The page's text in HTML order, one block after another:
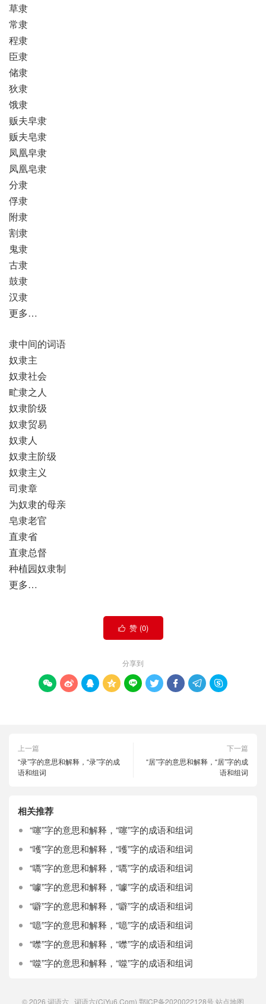
草隶
常隶
程隶
臣隶
储隶
狄隶
饿隶
贩夫皁隶
贩夫皂隶
凤凰皁隶
凤凰皂隶
分隶
俘隶
附隶
割隶
鬼隶
古隶
鼓隶
汉隶
更多…
隶中间的词语
奴隶主
奴隶社会
甿隶之人
奴隶阶级
奴隶贸易
奴隶人
奴隶主阶级
奴隶主义
司隶章
为奴隶的母亲
皂隶老官
直隶省
直隶总督
种植园奴隶制
更多…
 赞 (0)
分享到
        
上一篇
“录”字的意思和解释，“录”字的成
语和组词
下一篇
“居”字的意思和解释，“居”字的成
语和组词
相关推荐
“噻”字的意思和解释，“噻”字的成语和组词
“嚄”字的意思和解释，“嚄”字的成语和组词
“嚆”字的意思和解释，“嚆”字的成语和组词
“噱”字的意思和解释，“噱”字的成语和组词
“噼”字的意思和解释，“噼”字的成语和组词
“噫”字的意思和解释，“噫”字的成语和组词
“噤”字的意思和解释，“噤”字的成语和组词
“噬”字的意思和解释，“噬”字的成语和组词
© 2026 词语六 词语六(CiYu6.Com) 鄂ICP备2020022128号站点地图